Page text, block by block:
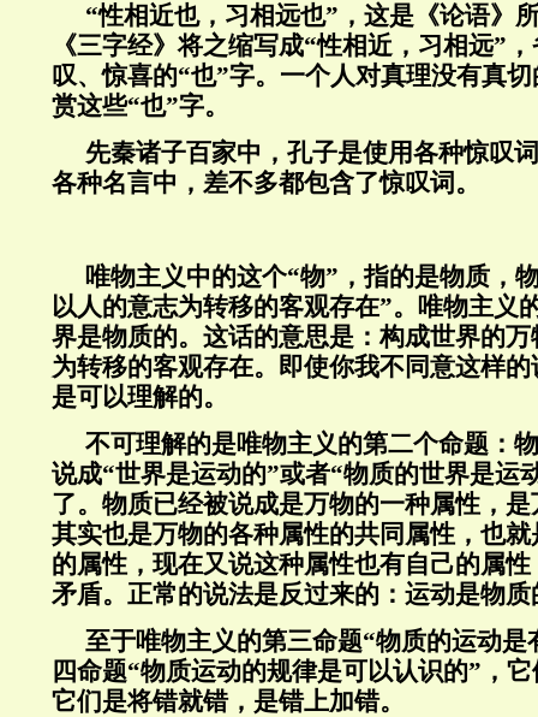
“性相近也，习相远也”，这是《论语》
《三字经》将之缩写成“性相近，习相远”
叹、惊喜的“也”字。一个人对真理没有真
赏这些“也”字。
先秦诸子百家中，孔子是使用各种惊叹
各种名言中，差不多都包含了惊叹词。
唯物主义中的这个“物”，指的是物质，
以人的意志为转移的客观存在”。唯物主义
界是物质的。这话的意思是：构成世界的
为转移的客观存在。即使你我不同意这样
是可以理解的。
不可理解的是唯物主义的第二个命题：
说成“世界是运动的”或者“物质的世界是运
了。物质已经被说成是万物的一种属性，
其实也是万物的各种属性的共同属性，也
的属性，现在又说这种属性也有自己的属
矛盾。正常的说法是反过来的：运动是物质
至于唯物主义的第三命题“物质的运动是
四命题“物质运动的规律是可以认识的”，
它们是将错就错，是错上加错。